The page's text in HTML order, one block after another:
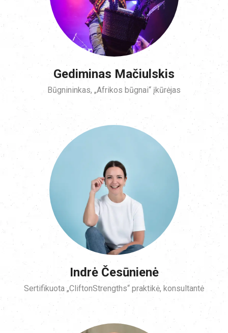
Gediminas Mačiulskis
Būgnininkas, „Afrikos būgnai“ įkūrėjas
Indrė Česūnienė
Sertifikuota „CliftonStrengths“ praktikė, konsultantė